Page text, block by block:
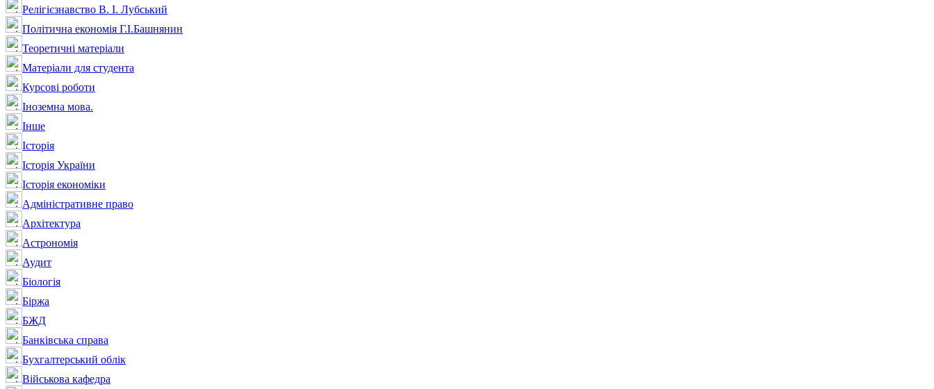
Релігієзнавство В. І. Лубський
Політична економія Г.І.Башнянин
Теоретичні матеріали
Матеріали для студента
Курсові роботи
Іноземна мова.
Інше
Історія
Історія України
Історія економіки
Адміністративне право
Архітектура
Астрономія
Аудит
Біологія
Біржа
БЖД
Банківська справа
Бухгалтерський облік
Військова кафедра